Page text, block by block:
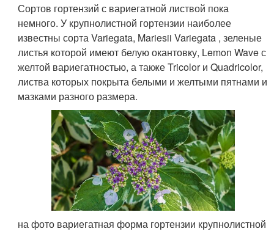
Сортов гортензий с вариегатной листвой пока
немного. У крупнолистной гортензии наиболее
известны сорта Variegata, Mariesii Variegata , зеленые
листья которой имеют белую окантовку, Lemon Wave с
желтой вариегатностью, а также Tricolor и Quadricolor,
листва которых покрыта белыми и желтыми пятнами и
мазками разного размера.
на фото вариегатная форма гортензии крупнолистной